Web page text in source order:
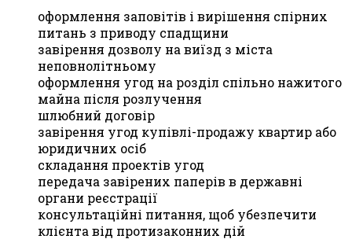
оформлення заповітів і вирішення спірних
питань з приводу спадщини
завірення дозволу на виїзд з міста
неповнолітньому
оформлення угод на розділ спільно нажитого
майна після розлучення
шлюбний договір
завірення угод купівлі-продажу квартир або
юридичних осіб
складання проектів угод
передача завірених паперів в державні
органи реєстрації
консультаційні питання, щоб убезпечити
клієнта від протизаконних дій